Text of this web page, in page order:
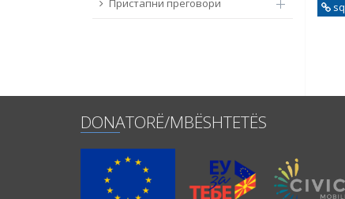
Пристапни преговори
sq
DONATORË/MBËSHTETËS